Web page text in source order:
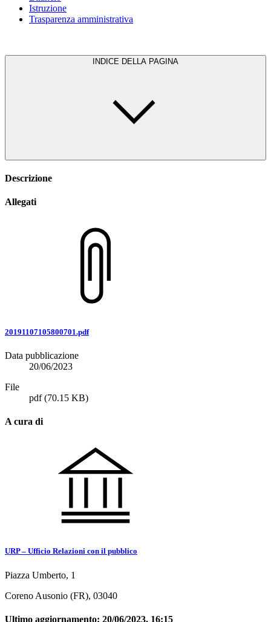
Istruzione
Trasparenza amministrativa
INDICE DELLA PAGINA
Descrizione
Allegati
20191107105800701.pdf
Data pubblicazione
20/06/2023
File
pdf(70.15 KB)
A cura di
URP – Ufficio Relazioni con il pubblico
Piazza Umberto, 1
Coreno Ausonio (FR), 03040
Ultimo aggiornamento: 20/06/2023, 16:15